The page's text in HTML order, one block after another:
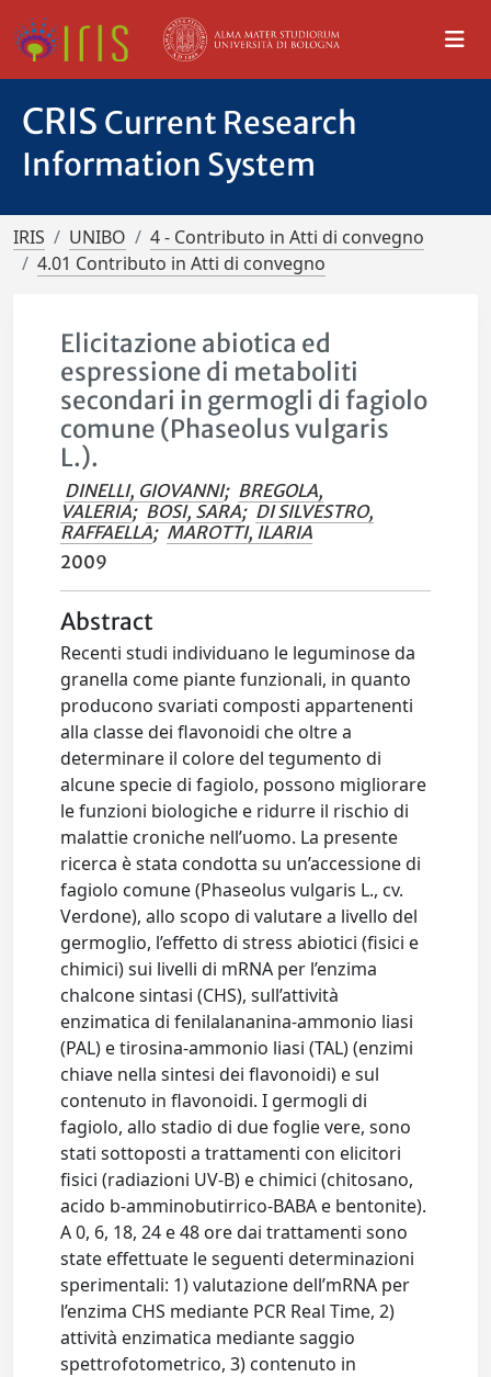
CRIS Current Research
Information System
IRIS UNIBO
4 - Contributo in Atti di convegno
4.01 Contributo in Atti di convegno
Elicitazione abiotica ed
espressione di metaboliti
secondari in germogli di fagiolo
comune (Phaseolus vulgaris
L.).
DINELLI, GIOVANNI; BREGOLA,
VALERIA; BOSI, SARA; DI SILVESTRO,
RAFFAELLA; MAROTTI, ILARIA
2009
Abstract
Recenti studi individuano le leguminose da
granella come piante funzionali, in quanto
producono svariati composti appartenenti
alla classe dei flavonoidi che oltre a
determinare il colore del tegumento di
alcune specie di fagiolo, possono migliorare
le funzioni biologiche e ridurre il rischio di
malattie croniche nell’uomo. La presente
ricerca è stata condotta su un’accessione di
fagiolo comune (Phaseolus vulgaris L., cv.
Verdone), allo scopo di valutare a livello del
germoglio, l’effetto di stress abiotici (fisici e
chimici) sui livelli di mRNA per l’enzima
chalcone sintasi (CHS), sull’attività
enzimatica di fenilalananina-ammonio liasi
(PAL) e tirosina-ammonio liasi (TAL) (enzimi
chiave nella sintesi dei flavonoidi) e sul
contenuto in flavonoidi. I germogli di
fagiolo, allo stadio di due foglie vere, sono
stati sottoposti a trattamenti con elicitori
fisici (radiazioni UV-B) e chimici (chitosano,
acido b-amminobutirrico-BABA e bentonite).
A 0, 6, 18, 24 e 48 ore dai trattamenti sono
state effettuate le seguenti determinazioni
sperimentali: 1) valutazione dell’mRNA per
l’enzima CHS mediante PCR Real Time, 2)
attività enzimatica mediante saggio
spettrofotometrico, 3) contenuto in